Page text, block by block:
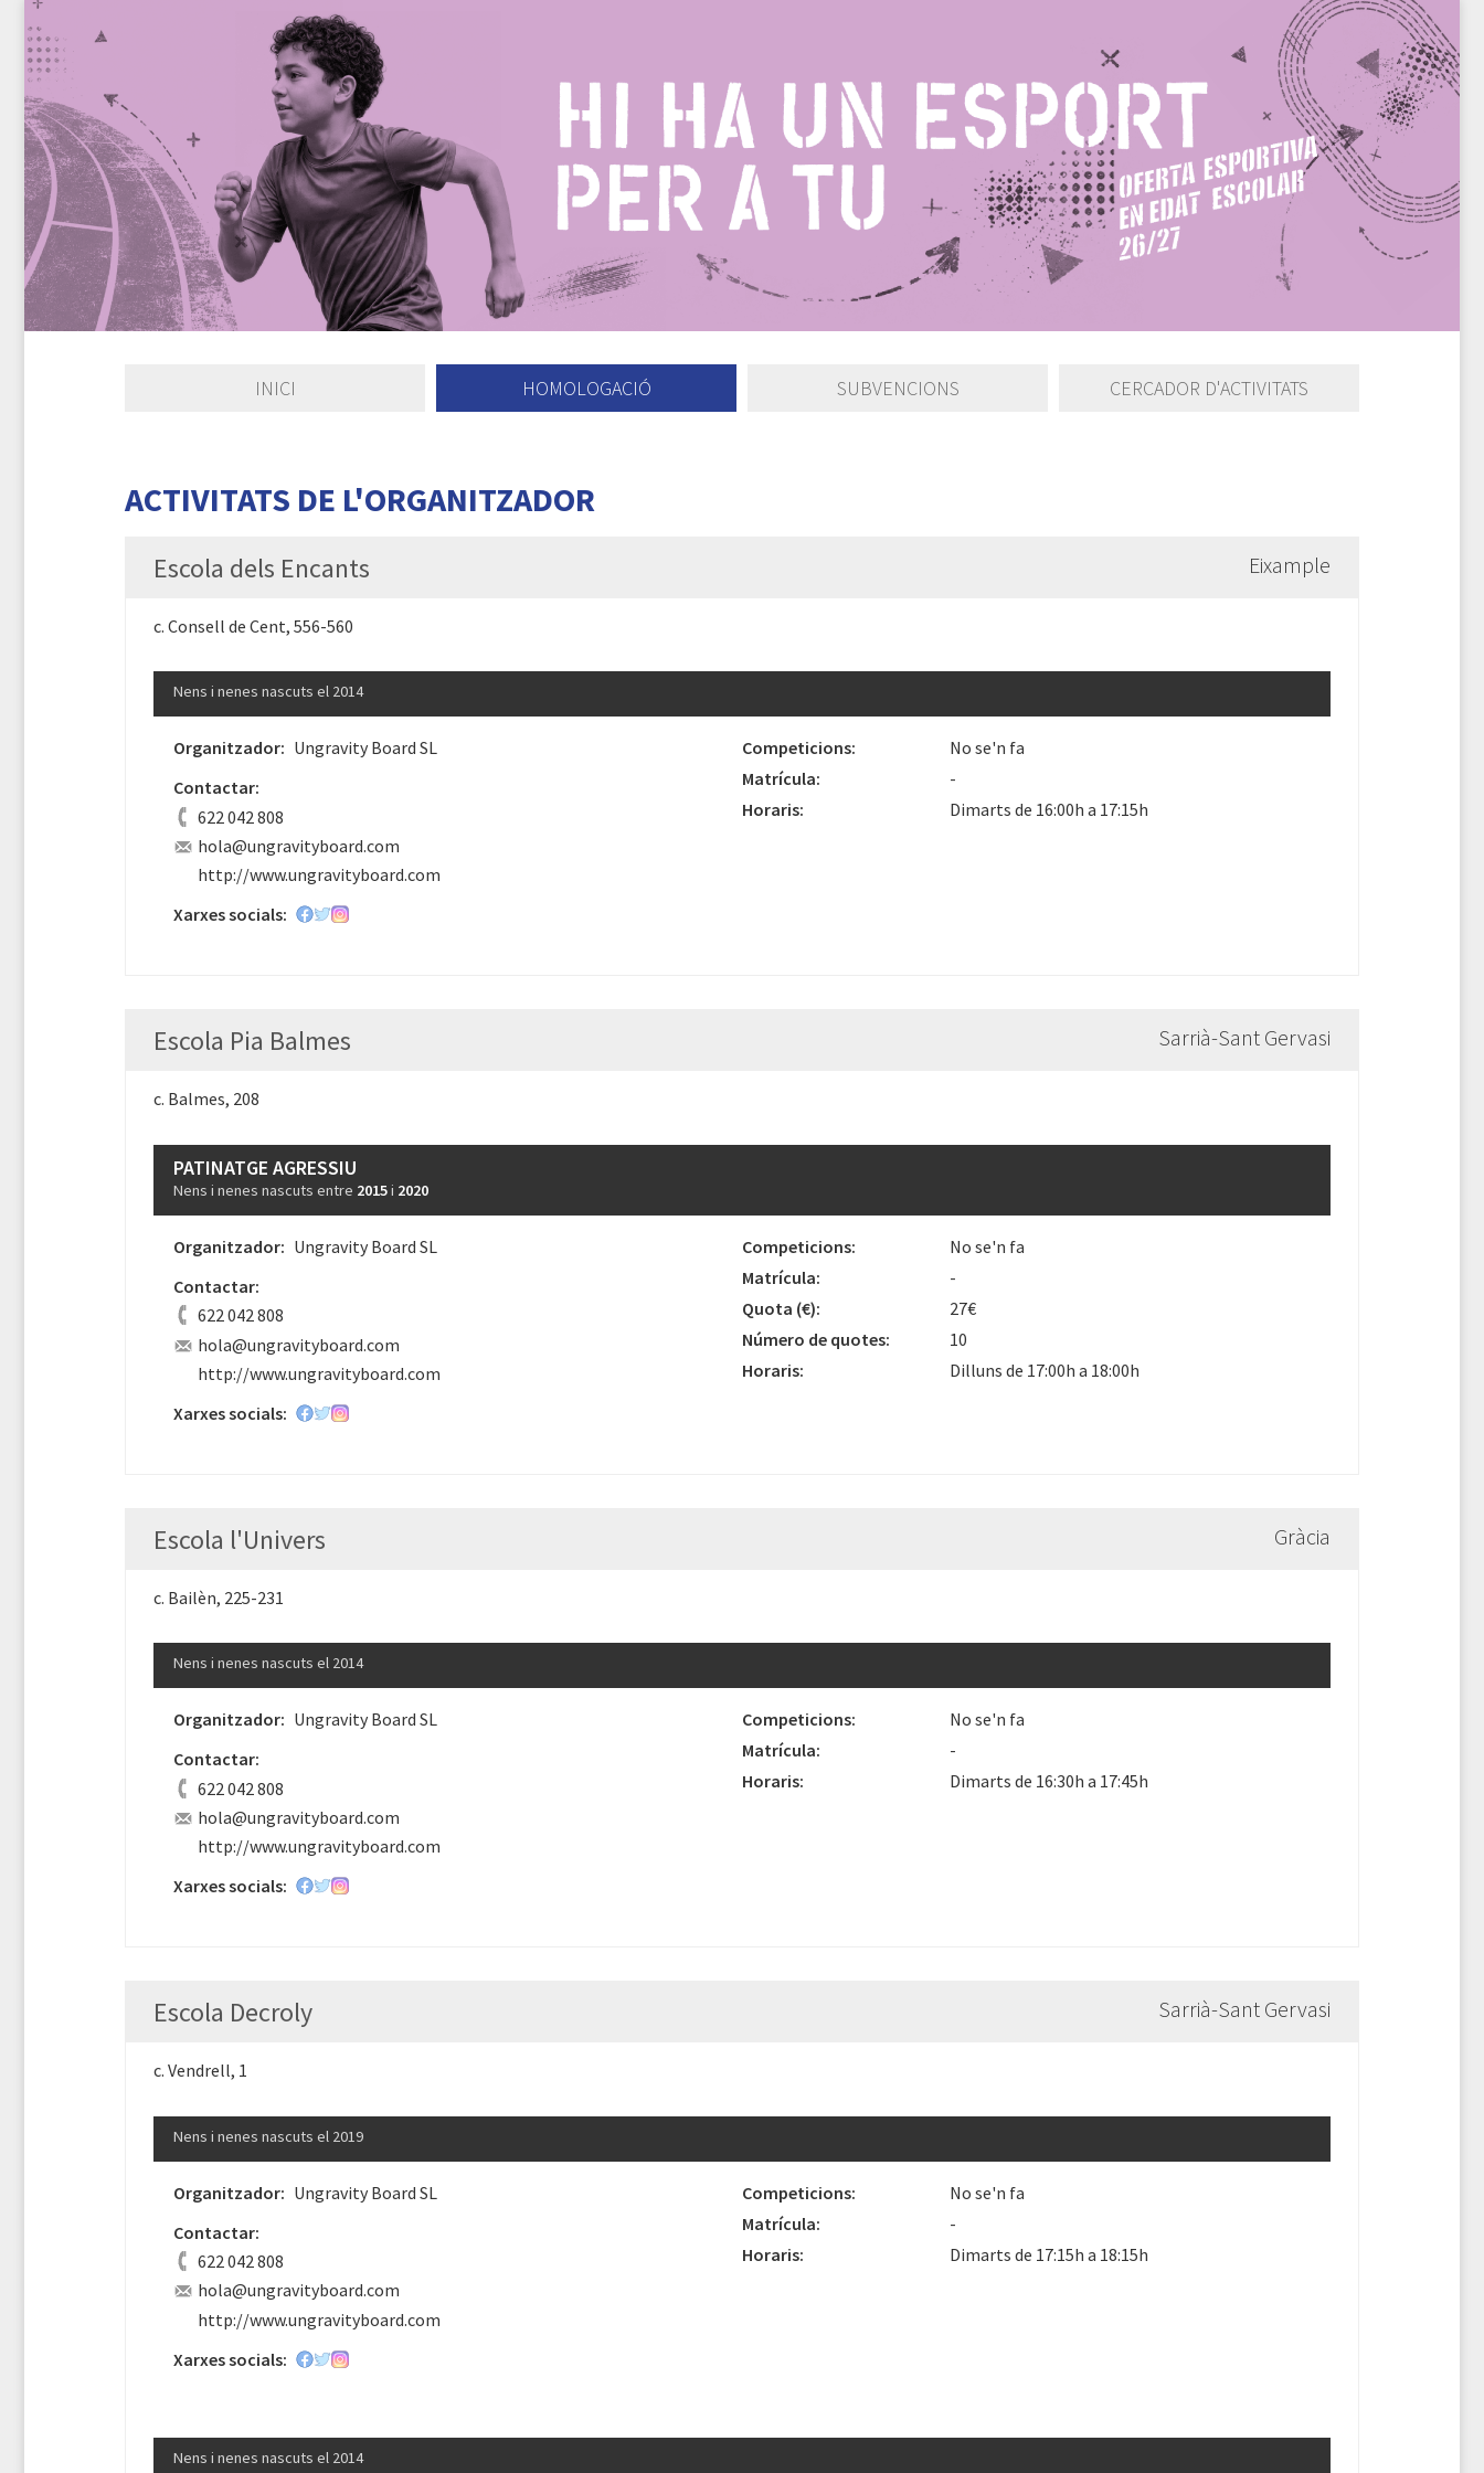
INICI HOMOLOGACIÓ SUBVENCIONS CERCADOR D'ACTIVITATS
ACTIVITATS DE L'ORGANITZADOR
Escola dels Encants Eixample
c. Consell de Cent, 556-560
Nens i nenes nascuts el 2014
Organitzador: Ungravity Board SL
Contactar:
622 042 808
hola@ungravityboard.com
http://www.ungravityboard.com
Xarxes socials:
Competicions:
No se'n fa
Matrícula:
-
Horaris:
Dimarts de 16:00h a 17:15h
Escola Pia Balmes Sarrià-Sant Gervasi
c. Balmes, 208
PATINATGE AGRESSIU
Nens i nenes nascuts entre 2015i 2020
Organitzador: Ungravity Board SL
Contactar:
622 042 808
hola@ungravityboard.com
http://www.ungravityboard.com
Xarxes socials:
Competicions:
No se'n fa
Matrícula:
-
Quota (€):
27€
Número de quotes:
10
Horaris:
Dilluns de 17:00h a 18:00h
Escola l'Univers Gràcia
c. Bailèn, 225-231
Nens i nenes nascuts el 2014
Organitzador: Ungravity Board SL
Contactar:
622 042 808
hola@ungravityboard.com
http://www.ungravityboard.com
Xarxes socials:
Competicions:
No se'n fa
Matrícula:
-
Horaris:
Dimarts de 16:30h a 17:45h
Escola Decroly Sarrià-Sant Gervasi
c. Vendrell, 1
Nens i nenes nascuts el 2019
Organitzador: Ungravity Board SL
Contactar:
622 042 808
hola@ungravityboard.com
http://www.ungravityboard.com
Xarxes socials:
Competicions:
No se'n fa
Matrícula:
-
Horaris:
Dimarts de 17:15h a 18:15h
Nens i nenes nascuts el 2014